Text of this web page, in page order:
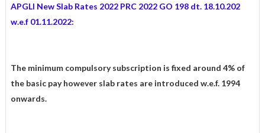
APGLI New Slab Rates 2022 PRC 2022 GO 198 dt. 18.10.202
w.e.f 01.11.2022:
The minimum compulsory subscription is fixed around 4% of
the basic pay however slab rates are introduced w.e.f. 1994
onwards.